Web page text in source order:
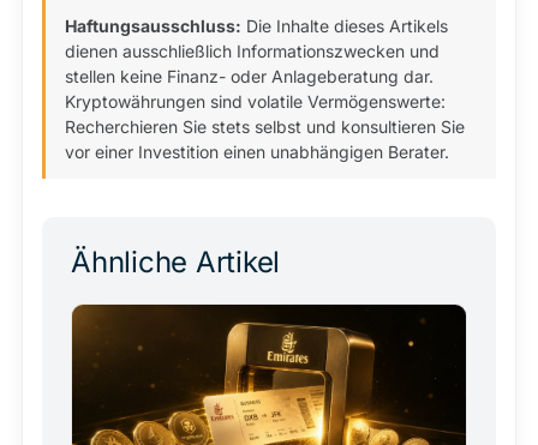
Haftungsausschluss: Die Inhalte dieses Artikels
dienen ausschließlich Informationszwecken und
stellen keine Finanz- oder Anlageberatung dar.
Kryptowährungen sind volatile Vermögenswerte:
Recherchieren Sie stets selbst und konsultieren Sie
vor einer Investition einen unabhängigen Berater.
Ähnliche Artikel